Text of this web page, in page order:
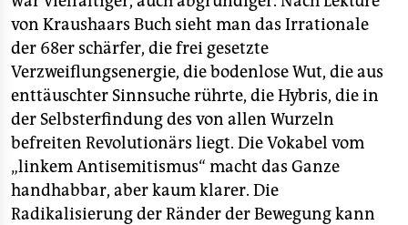
von Kraushaars Buch sieht man das Irrationale
der 68er schärfer, die frei gesetzte
Verzweiflungsenergie, die bodenlose Wut, die aus
enttäuschter Sinnsuche rührte, die Hybris, die in
der Selbsterfindung des von allen Wurzeln
befreiten Revolutionärs liegt. Die Vokabel vom
„linkem Antisemitismus“ macht das Ganze
handhabbar, aber kaum klarer. Die
Radikalisierung der Ränder der Bewegung kann